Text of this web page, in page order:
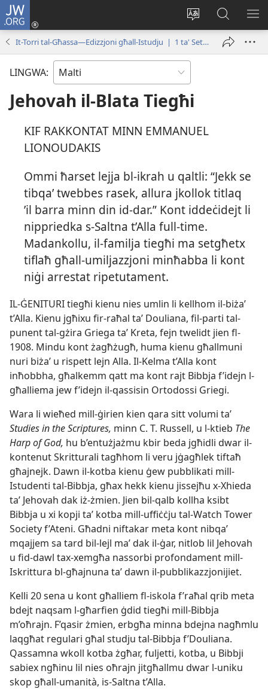
JW.ORG
Biddel
il-
lingwa
Illoggja
(opens
Fittex
f’JW.ORG
It-Torri tal-Għassa—Edizzjoni għall-Istudju | 1 ta' Settembru 1999
LINGWA:
Jehovah il-Blata Tiegħi
KIF RAKKONTAT MINN EMMANUEL
LIONOUDAKIS
Ommi ħarset lejja bl-​ikrah u qaltli: “Jekk se
tibqaʼ twebbes rasek, allura jkollok titlaq
’il barra minn din id-​dar.” Kont iddeċidejt li
nippriedka s-​Saltna t’Alla full-time.
Madankollu, il-​familja tiegħi ma setgħetx
tiflaħ għall-​umiljazzjoni minħabba li kont
niġi arrestat ripetutament.
IL-​ĠENITURI tiegħi kienu nies umlin li kellhom il-​biżaʼ
t’Alla. Kienu jgħixu fir-​raħal taʼ Douliana, fil-​parti tal-​
punent tal-​gżira Griega taʼ Kreta, fejn twelidt jien fl-​
1908. Mindu kont żagħżugħ, huma kienu għallmuni
nuri biżaʼ u rispett lejn Alla. Il-​Kelma t’Alla kont
inħobbha, għalkemm qatt ma kont rajt Bibbja f’idejn l-​
għalliema jew f’idejn il-​qassisin Ortodossi Griegi.
Wara li wieħed mill-​ġirien kien qara sitt volumi taʼ
Studies in the Scriptures, minn C. T. Russell, u l-​ktieb The
Harp of God, hu b’entużjażmu kbir beda jgħidli dwar il-​
kontenut Skritturali tagħhom li veru jġagħlek tiftaħ
għajnejk. Dawn il-​kotba kienu ġew pubblikati mill-​
Istudenti tal-​Bibbja, għax hekk kienu jissejħu x-​Xhieda
taʼ Jehovah dak iż-​żmien. Jien bil-​qalb kollha ksibt
Bibbja u xi kopji taʼ kotba mill-​uffiċċju tal-​Watch Tower
Society f’Ateni. Għadni niftakar meta kont nibqaʼ
mqajjem sa tard bil-​lejl maʼ dak il-​ġar, nitlob lil Jehovah
u fid-​dawl tax-​xemgħa nassorbi profondament mill-​
Iskrittura bl-​għajnuna taʼ dawn il-​pubblikazzjonijiet.
Kelli 20 sena u kont għalliem fl-​iskola f’raħal qrib meta
bdejt naqsam l-​għarfien ġdid tiegħi mill-​Bibbja
m’oħrajn. F’qasir żmien, erbgħa minna bdejna nagħmlu
laqgħat regulari għal studju tal-​Bibbja f’Douliana.
Qassamna wkoll kotba żgħar, fuljetti, kotba, u Bibbji
sabiex ngħinu lil nies oħrajn jitgħallmu dwar l-​uniku
skop għall-​umanità, is-​Saltna t’Alla.